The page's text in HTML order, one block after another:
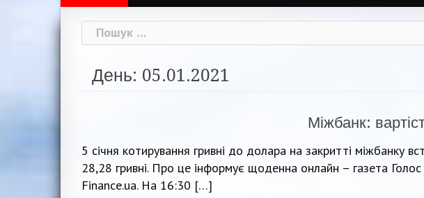
Пошук:
День: 05.01.2021
Міжбанк:
5 січня котирування гривні до долара на закритті міжбанку
28,28 гривні. Про це інформує щоденна онлайн – газета
Finance.ua. На 16:30 […]